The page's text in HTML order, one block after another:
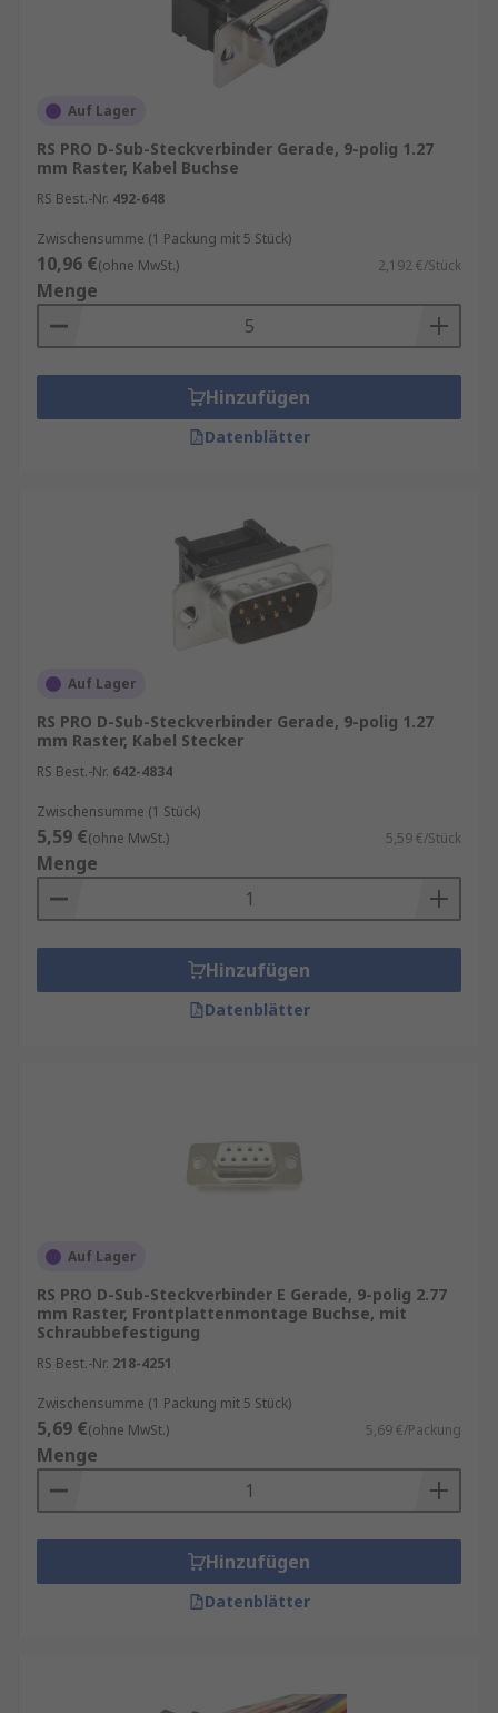
Auf Lager
RS PRO D-Sub-Steckverbinder Gerade, 9-polig 1.27
mm Raster, Kabel Buchse
RS Best.-Nr. 492-648
Zwischensumme (1 Packung mit 5 Stück)
10,96 €(ohne MwSt.) 2,192 €/Stück
Menge
Hinzufügen
Datenblätter
Auf Lager
RS PRO D-Sub-Steckverbinder Gerade, 9-polig 1.27
mm Raster, Kabel Stecker
RS Best.-Nr. 642-4834
Zwischensumme (1 Stück)
5,59 €(ohne MwSt.) 5,59 €/Stück
Menge
Hinzufügen
Datenblätter
Auf Lager
RS PRO D-Sub-Steckverbinder E Gerade, 9-polig 2.77
mm Raster, Frontplattenmontage Buchse, mit
Schraubbefestigung
RS Best.-Nr. 218-4251
Zwischensumme (1 Packung mit 5 Stück)
5,69 €(ohne MwSt.) 5,69 €/Packung
Menge
Hinzufügen
Datenblätter